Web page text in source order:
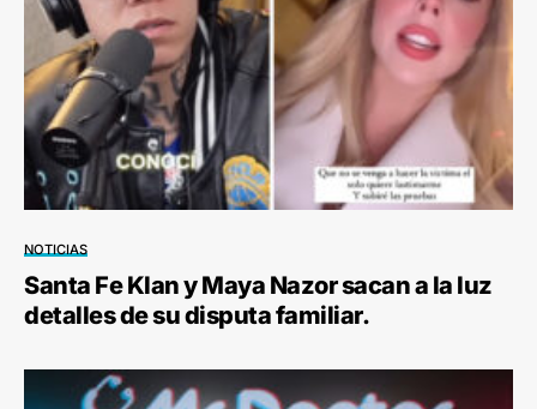
NOTICIAS
Santa Fe Klan y Maya Nazor sacan a la luz
detalles de su disputa familiar.